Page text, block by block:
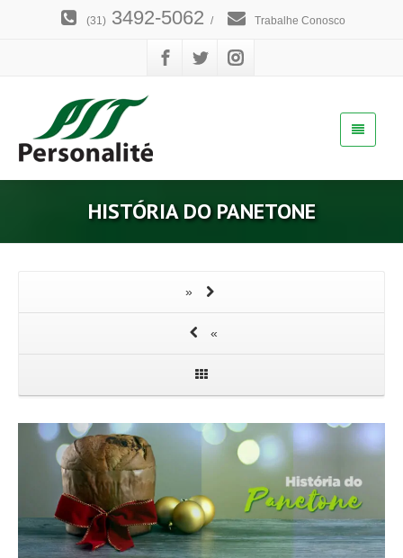
(31) 3492-5062 / Trabalhe Conosco
HISTÓRIA DO PANETONE
»
«